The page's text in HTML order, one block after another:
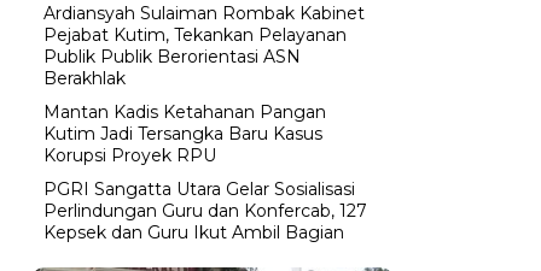
Ardiansyah Sulaiman Rombak Kabinet
Pejabat Kutim, Tekankan Pelayanan
Publik Publik Berorientasi ASN
Berakhlak
Mantan Kadis Ketahanan Pangan
Kutim Jadi Tersangka Baru Kasus
Korupsi Proyek RPU
PGRI Sangatta Utara Gelar Sosialisasi
Perlindungan Guru dan Konfercab, 127
Kepsek dan Guru Ikut Ambil Bagian